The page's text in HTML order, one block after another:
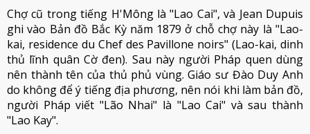
Chợ cũ trong tiếng H'Mông là "Lao Cai", và Jean Dupuis
ghi vào Bản đồ Bắc Kỳ năm 1879 ở chỗ chợ này là "Lao-
kai, residence du Chef des Pavillone noirs" (Lao-kai, dinh
thủ lĩnh quân Cờ đen). Sau này người Pháp quen dùng
nên thành tên của thủ phủ vùng. Giáo sư Đào Duy Anh
do không để ý tiếng địa phương, nên nói khi làm bản đồ,
người Pháp viết "Lão Nhai" là "Lao Cai" và sau thành
"Lao Kay".